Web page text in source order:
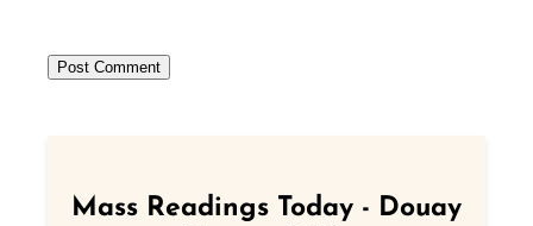
Mass Readings Today - Douay